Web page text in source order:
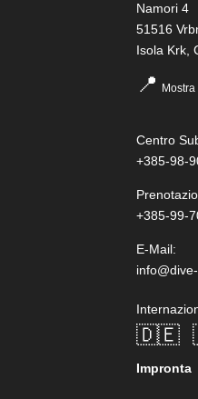
Namori 4
51516
Isola Krk,
📍
Centro
+385-98-
+385-99-
E-Mail:
🇩🇪
Impronta